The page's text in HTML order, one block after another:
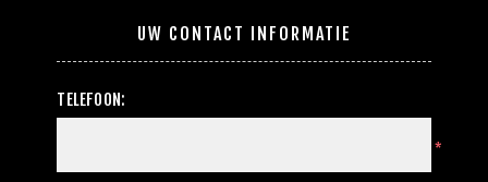
UW CONTACT INFORMATIE
TELEFOON:
*